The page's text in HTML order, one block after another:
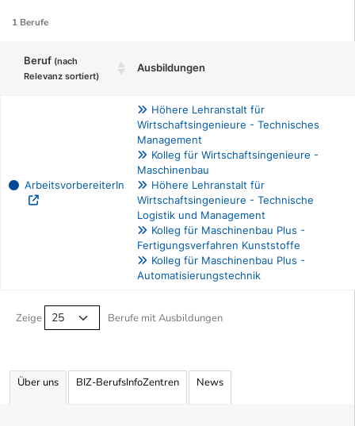
1 Berufe
Beruf (nach
Relevanz sortiert)
Ausbildungen
ArbeitsvorbereiterIn
Höhere Lehranstalt für
Wirtschaftsingenieure - Technisches
Management
Kolleg für Wirtschaftsingenieure -
Maschinenbau
Höhere Lehranstalt für
Wirtschaftsingenieure - Technische
Logistik und Management
Kolleg für Maschinenbau Plus -
Fertigungsverfahren Kunststoffe
Kolleg für Maschinenbau Plus -
Automatisierungstechnik
Zeige Berufe mit Ausbildungen
Über uns BIZ-BerufsInfoZentren News